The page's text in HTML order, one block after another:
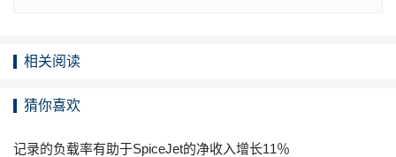
相关阅读
猜你喜欢
记录的负载率有助于SpiceJet的净收入增长11％